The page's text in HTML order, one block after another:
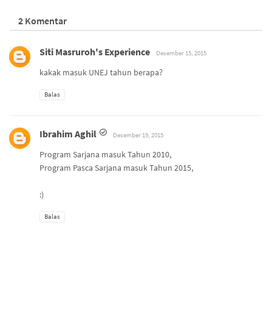
2 Komentar
Siti Masruroh's Experience Desember 15, 2015
kakak masuk UNEJ tahun berapa?
Balas
Ibrahim Aghil Desember 19, 2015
Program Sarjana masuk Tahun 2010,
Program Pasca Sarjana masuk Tahun 2015,
:)
Balas